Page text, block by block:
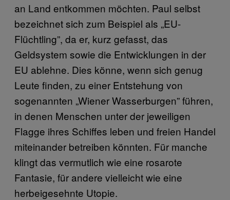
an Land entkommen möchten. Paul selbst
bezeichnet sich zum Beispiel als „EU-
Flüchtling”, da er, kurz gefasst, das
Geldsystem sowie die Entwicklungen in der
EU ablehne. Dies könne, wenn sich genug
Leute finden, zu einer Entstehung von
sogenannten „Wiener Wasserburgen” führen,
in denen Menschen unter der jeweiligen
Flagge ihres Schiffes leben und freien Handel
miteinander betreiben könnten. Für manche
klingt das vermutlich wie eine rosarote
Fantasie, für andere vielleicht wie eine
herbeigesehnte Utopie.